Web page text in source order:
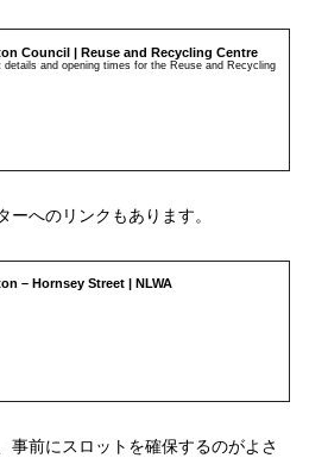
Council | Reuse and Recycling Centre
details and opening times for the Reuse and Recycling
へのリンクもあります。
– Hornsey Street | NLWA
事前にスロットを確保するのがよさ